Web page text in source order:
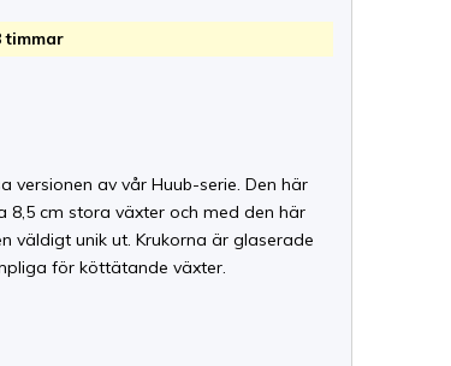
timmar
versionen av vår Huub-serie. Den här
8,5 cm stora växter och med den här
väldigt unik ut. Krukorna är glaserade
för köttätande växter.